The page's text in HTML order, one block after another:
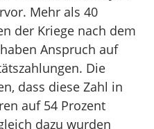
Mehr als 40
der Kriege nach dem
Anspruch auf
Die
dass diese Zahl in
auf 54 Prozent
dazu wurden